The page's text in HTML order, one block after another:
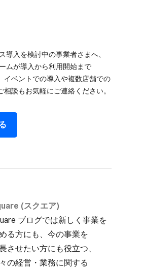
導入を​検討中の​事業者さまへ、​
ムが​導入から​利用開始まで​
イベントでの​導入や​複数店舗での​
相談も​お気軽に​ご連絡ください。
(スクエア)
ブログでは​新しく​事業を​
る方にも、​今の​事業を​
させたい方にも​役立つ、​
の​経営・業務に​関する​